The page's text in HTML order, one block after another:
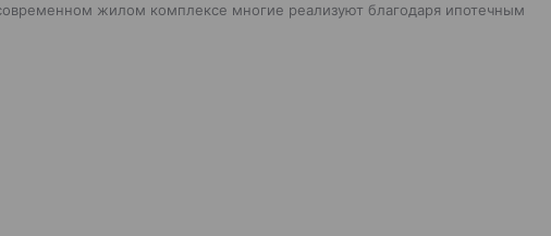
жилом комплексе многие реализуют благодаря ипотечным